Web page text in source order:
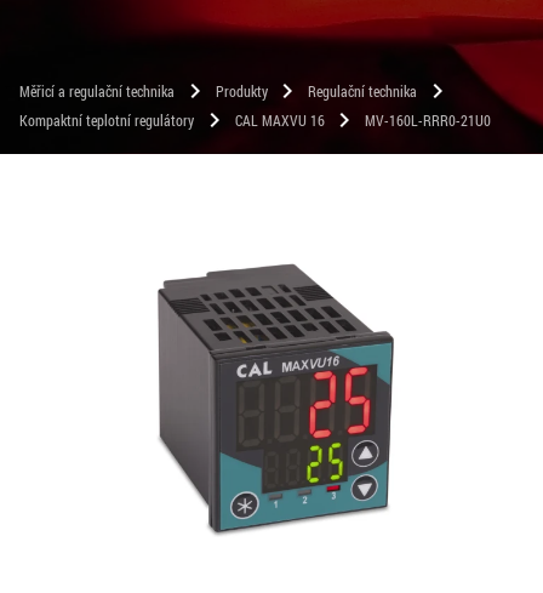
Měřicí a regulační technika chevron_right Produkty chevron_right Regulační technika chevron_right
Kompaktní teplotní regulátory chevron_right CAL MAXVU 16 chevron_right MV-160L-RRR0-21U0